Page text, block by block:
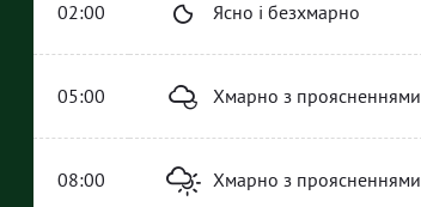
02:00 Ясно і безхмарно
05:00 Хмарно з проясненнями
08:00 Хмарно з проясненнями